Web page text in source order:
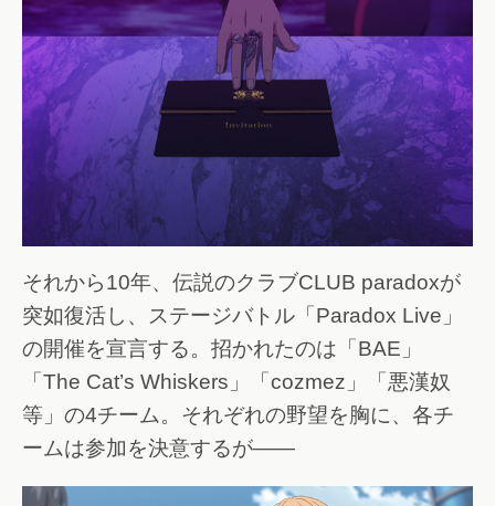
それから10年、伝説のクラブCLUB paradoxが
突如復活し、ステージバトル「Paradox Live」
の開催を宣言する。招かれたのは「BAE」
「The Cat’s Whiskers」「cozmez」「悪漢奴
等」の4チーム。それぞれの野望を胸に、各チ
ームは参加を決意するが――